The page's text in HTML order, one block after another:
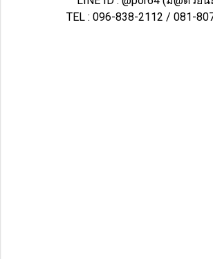
TEL : 096-838-2112 / 081-